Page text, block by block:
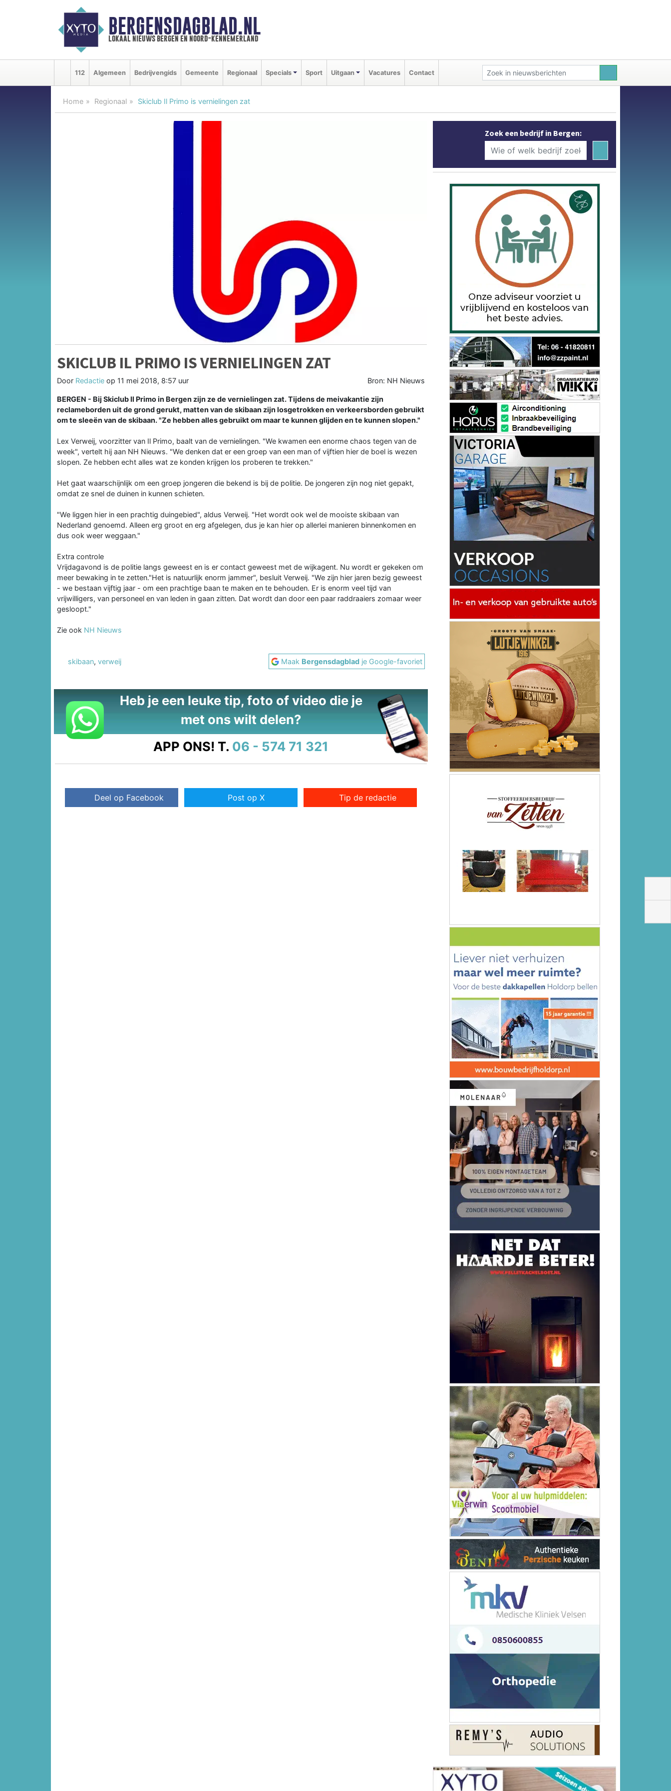
BERGENSDAGBLAD.NL
lokaal nieuws bergen en noord-kennemerland
112 Algemeen Bedrijvengids Gemeente Regionaal Specials Sport Uitgaan Vacatures Contact
Home Regionaal Skiclub Il Primo is vernielingen zat
SKICLUB IL PRIMO IS VERNIELINGEN ZAT
Door Redactie op 11 mei 2018, 8:57 uur Bron: NH Nieuws
BERGEN - Bij Skiclub Il Primo in Bergen zijn ze de vernielingen zat. Tijdens de meivakantie zijn
reclameborden uit de grond gerukt, matten van de skibaan zijn losgetrokken en verkeersborden gebruikt
om te sleeën van de skibaan. "Ze hebben alles gebruikt om maar te kunnen glijden en te kunnen slopen."
Lex Verweij, voorzitter van Il Primo, baalt van de vernielingen. "We kwamen een enorme chaos tegen van de
week", vertelt hij aan NH Nieuws. "We denken dat er een groep van een man of vijftien hier de boel is wezen
slopen. Ze hebben echt alles wat ze konden krijgen los proberen te trekken."
Het gaat waarschijnlijk om een groep jongeren die bekend is bij de politie. De jongeren zijn nog niet gepakt,
omdat ze snel de duinen in kunnen schieten.
"We liggen hier in een prachtig duingebied", aldus Verweij. "Het wordt ook wel de mooiste skibaan van
Nederland genoemd. Alleen erg groot en erg afgelegen, dus je kan hier op allerlei manieren binnenkomen en
dus ook weer weggaan."
Extra controle
Vrijdagavond is de politie langs geweest en is er contact geweest met de wijkagent. Nu wordt er gekeken om
meer bewaking in te zetten."Het is natuurlijk enorm jammer", besluit Verweij. "We zijn hier jaren bezig geweest
- we bestaan vijftig jaar - om een prachtige baan te maken en te behouden. Er is enorm veel tijd van
vrijwilligers, van personeel en van leden in gaan zitten. Dat wordt dan door een paar raddraaiers zomaar weer
gesloopt."
Zie ook NH Nieuws
skibaan, verweij Maak Bergensdagblad je Google-favoriet
Heb je een leuke tip, foto of video die je
met ons wilt delen?
APP ONS! T. 06 - 574 71 321
Deel op Facebook Post op X Tip de redactie
Zoek een bedrijf in Bergen: